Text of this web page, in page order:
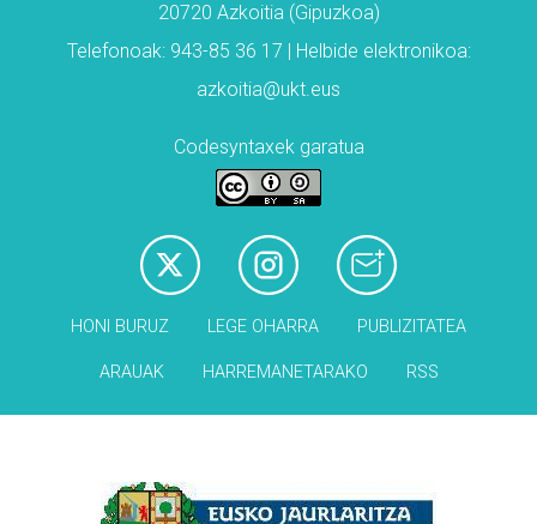
20720 Azkoitia (Gipuzkoa)
Telefonoak: 943-85 36 17 | Helbide elektronikoa:
azkoitia@ukt.eus
Codesyntaxek garatua
HONI BURUZ LEGE OHARRA PUBLIZITATEA
ARAUAK HARREMANETARAKO RSS